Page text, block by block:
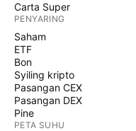
Carta Super
PENYARING
Saham
ETF
Bon
Syiling kripto
Pasangan CEX
Pasangan DEX
Pine
PETA SUHU